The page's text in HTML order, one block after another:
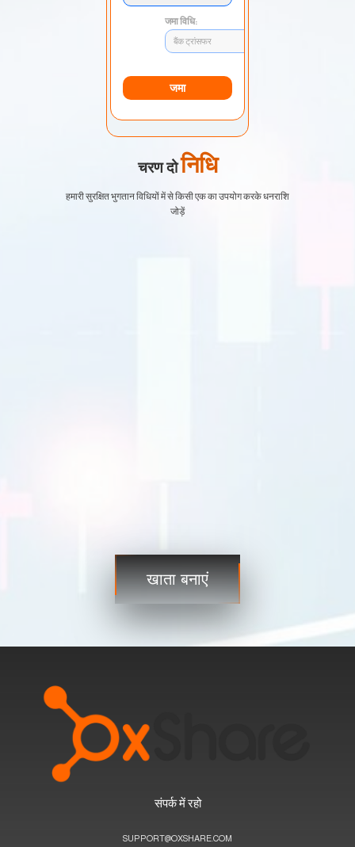
जमा
चरण दोनिधि
हमारी सुरक्षित भुगतान विधियों में से किसी एक का उपयोग करके धनराशि
जोड़ें
खाता बनाएं
संपर्क में रहो
SUPPORT@OXSHARE.COM